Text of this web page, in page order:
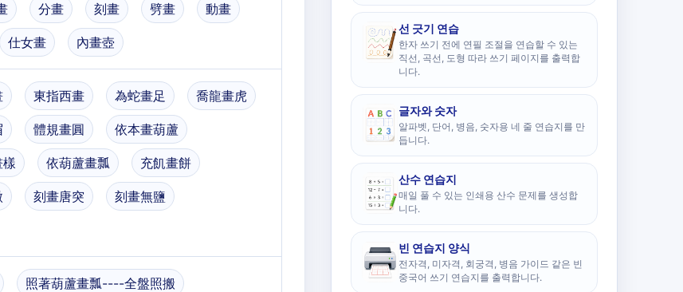
分畫 刻畫 劈畫 動畫
仕女畫 內畫壺
東指西畫 為蛇畫足 喬龍畫虎
體規畫圓 依本畫葫蘆
依葫蘆畫瓢 充飢畫餅
刻畫唐突 刻畫無鹽
照著葫蘆畫瓢----全盤照搬
선 긋기 연습
한자 쓰기 전에 연필 조절을 연습할 수 있는
직선, 곡선, 도형 따라 쓰기 페이지를 출력합
니다.
글자와 숫자
알파벳, 단어, 병음, 숫자용 네 줄 연습지를 만
듭니다.
산수 연습지
매일 풀 수 있는 인쇄용 산수 문제를 생성합
니다.
빈 연습지 양식
전자격, 미자격, 회궁격, 병음 가이드 같은 빈
중국어 쓰기 연습지를 출력합니다.